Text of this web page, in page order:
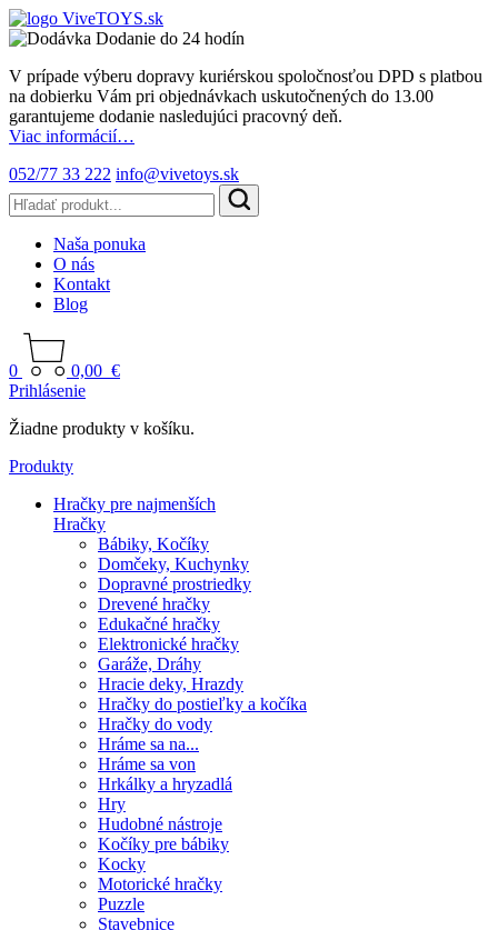
Dodanie do 24 hodín
V prípade výberu dopravy kuriérskou spoločnosťou DPD s platbou
na dobierku Vám pri objednávkach uskutočnených do 13.00
garantujeme dodanie nasledujúci pracovný deň.
Viac informácií…
052/77 33 222 info@vivetoys.sk
Naša ponuka
O nás
Kontakt
Blog
0 0,00 €
Prihlásenie
Žiadne produkty v košíku.
Produkty
Hračky pre najmenších
Hračky
Bábiky, Kočíky
Domčeky, Kuchynky
Dopravné prostriedky
Drevené hračky
Edukačné hračky
Elektronické hračky
Garáže, Dráhy
Hracie deky, Hrazdy
Hračky do postieľky a kočíka
Hračky do vody
Hráme sa na...
Hráme sa von
Hrkálky a hryzadlá
Hry
Hudobné nástroje
Kočíky pre bábiky
Kocky
Motorické hračky
Puzzle
Stavebnice